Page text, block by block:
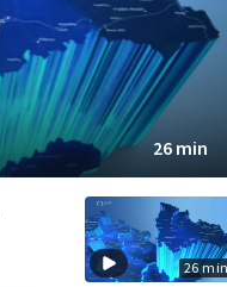
26 min
26